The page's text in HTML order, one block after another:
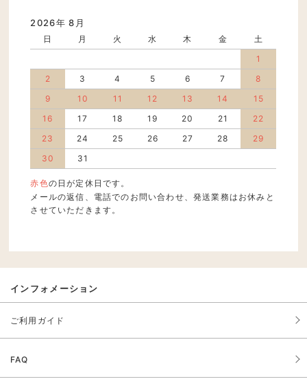
2026年 8月
日 月 火 水 木 金
土
1
2
3 4 5 6 7
8
9
10 11 12 13 14
15
16
17 18 19 20 21
22
23
24 25 26 27 28
29
30
31
赤色の日が定休日です。
メールの返信、電話でのお問い合わせ、発送業務はお休みと
させていただきます。
インフォメーション
ご利用ガイド
FAQ